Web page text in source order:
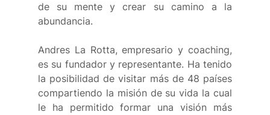
de su mente y crear su camino a la
abundancia.
Andres La Rotta, empresario y coaching,
es su fundador y representante. Ha tenido
la posibilidad de visitar más de 48 países
compartiendo la misión de su vida la cual
le ha permitido formar una visión más